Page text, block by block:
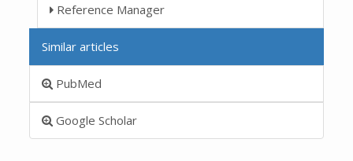
Reference Manager
Similar articles
PubMed
Google Scholar